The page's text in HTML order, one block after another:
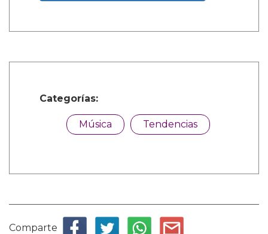
Categorías:
Música Tendencias
Comparte